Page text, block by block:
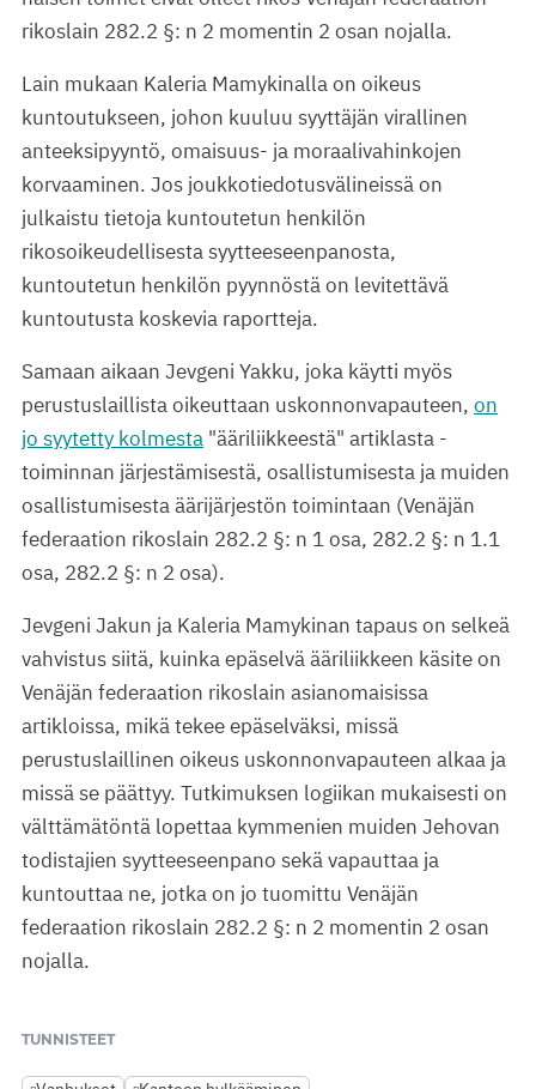
rikoslain 282.2 §: n 2 momentin 2 osan nojalla.
Lain mukaan Kaleria Mamykinalla on oikeus
kuntoutukseen, johon kuuluu syyttäjän virallinen
anteeksipyyntö, omaisuus- ja moraalivahinkojen
korvaaminen. Jos joukkotiedotusvälineissä on
julkaistu tietoja kuntoutetun henkilön
rikosoikeudellisesta syytteeseenpanosta,
kuntoutetun henkilön pyynnöstä on levitettävä
kuntoutusta koskevia raportteja.
Samaan aikaan Jevgeni Yakku, joka käytti myös
perustuslaillista oikeuttaan uskonnonvapauteen, on
jo syytetty kolmesta "ääriliikkeestä" artiklasta -
toiminnan järjestämisestä, osallistumisesta ja muiden
osallistumisesta äärijärjestön toimintaan (Venäjän
federaation rikoslain 282.2 §: n 1 osa, 282.2 §: n 1.1
osa, 282.2 §: n 2 osa).
Jevgeni Jakun ja Kaleria Mamykinan tapaus on selkeä
vahvistus siitä, kuinka epäselvä ääriliikkeen käsite on
Venäjän federaation rikoslain asianomaisissa
artikloissa, mikä tekee epäselväksi, missä
perustuslaillinen oikeus uskonnonvapauteen alkaa ja
missä se päättyy. Tutkimuksen logiikan mukaisesti on
välttämätöntä lopettaa kymmenien muiden Jehovan
todistajien syytteeseenpano sekä vapauttaa ja
kuntouttaa ne, jotka on jo tuomittu Venäjän
federaation rikoslain 282.2 §: n 2 momentin 2 osan
nojalla.
TUNNISTEET